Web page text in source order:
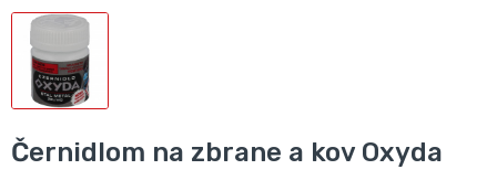
Černidlom na zbrane a kov Oxyda